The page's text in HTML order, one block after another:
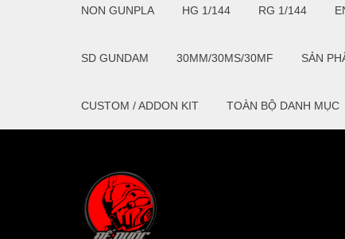
NON GUNPLA HG 1/144 RG 1/144
SD GUNDAM 30MM/30MS/30MF SẢN
CUSTOM / ADDON KIT TOÀN BỘ DANH MỤC